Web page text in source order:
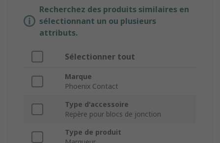
Recherchez des produits similaires en
sélectionnant un ou plusieurs
attributs.
Sélectionner tout
Marque
Phoenix Contact
Type d'accessoire
Repère pour blocs de jonction
Type de produit